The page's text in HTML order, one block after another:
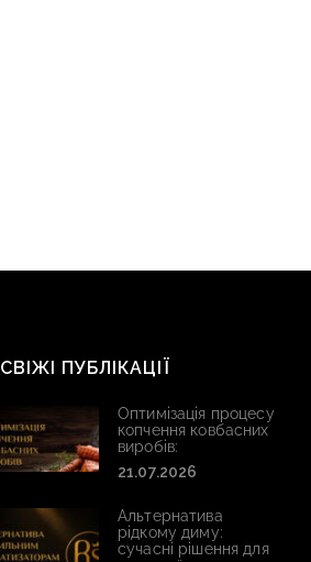
СВІЖІ ПУБЛІКАЦІЇ
Оптимізація процесу
копчення ковбасних
виробів:
21.07.2026
Альтернатива
рідкому диму:
сучасні рішення для